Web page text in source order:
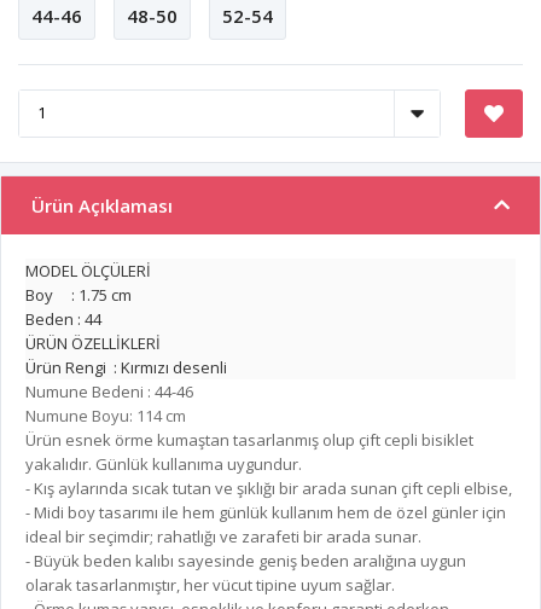
44-46 48-50 52-54
Ürün Açıklaması
MODEL ÖLÇÜLERİ
Boy : 1.75 cm
Beden : 44
ÜRÜN ÖZELLİKLERİ
Ürün Rengi : Kırmızı desenli
Numune Bedeni : 44-46
Numune Boyu: 114 cm
Ürün esnek örme kumaştan tasarlanmış olup çift cepli bisiklet
yakalıdır. Günlük kullanıma uygundur.
- Kış aylarında sıcak tutan ve şıklığı bir arada sunan çift cepli elbise,
- Midi boy tasarımı ile hem günlük kullanım hem de özel günler için
ideal bir seçimdir; rahatlığı ve zarafeti bir arada sunar.
- Büyük beden kalıbı sayesinde geniş beden aralığına uygun
olarak tasarlanmıştır, her vücut tipine uyum sağlar.